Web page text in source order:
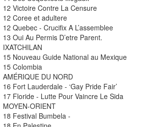
12 Victoire Contre La Censure
12 Coree et adultere
12 Quebec - Crucifix A L’assemblee
13 Oui Au Permis D’etre Parent.
IXATCHILAN
15 Nouveau Guide National au Mexique
15 Colombia
AMÉRIQUE DU NORD
16 Fort Lauderdale - ‘Gay Pride Fair’
17 Floride - Lutte Pour Vaincre Le Sida
MOYEN-ORIENT
18 Festival Bumbela -